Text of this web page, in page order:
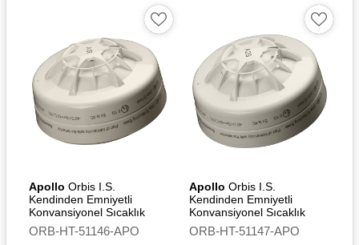
Apollo Orbis I.S.
Kendinden Emniyetli
Konvansiyonel Sıcaklık
Dedektörü (A1R) - Flashing
Led
ORB-HT-51146-APO
Apollo Orbis I.S.
Kendinden Emniyetli
Konvansiyonel Sıcaklık
Dedektörü (A2S)
ORB-HT-51147-APO